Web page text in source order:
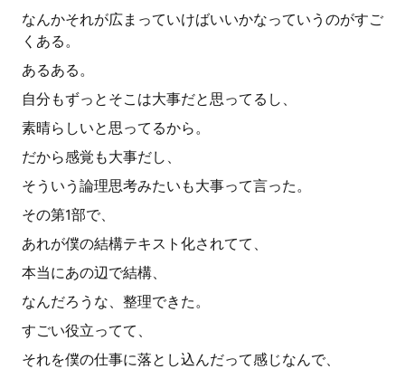
なんかそれが広まっていけばいいかなっていうのがすご
くある。
あるある。
自分もずっとそこは大事だと思ってるし、
素晴らしいと思ってるから。
だから感覚も大事だし、
そういう論理思考みたいも大事って言った。
その第1部で、
あれが僕の結構テキスト化されてて、
本当にあの辺で結構、
なんだろうな、整理できた。
すごい役立ってて、
それを僕の仕事に落とし込んだって感じなんで、